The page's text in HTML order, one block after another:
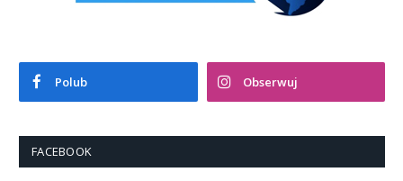
Polub Obserwuj
FACEBOOK